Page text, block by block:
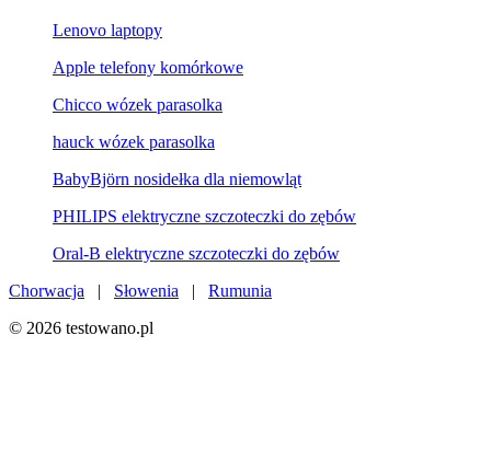
Lenovo laptopy
Apple telefony komórkowe
Chicco wózek parasolka
hauck wózek parasolka
BabyBjörn nosidełka dla niemowląt
PHILIPS elektryczne szczoteczki do zębów
Oral-B elektryczne szczoteczki do zębów
Chorwacja | Słowenia | Rumunia
© 2026 testowano.pl